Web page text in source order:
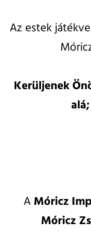
Az estek
Kerüljenek
AMóricz
Móricz